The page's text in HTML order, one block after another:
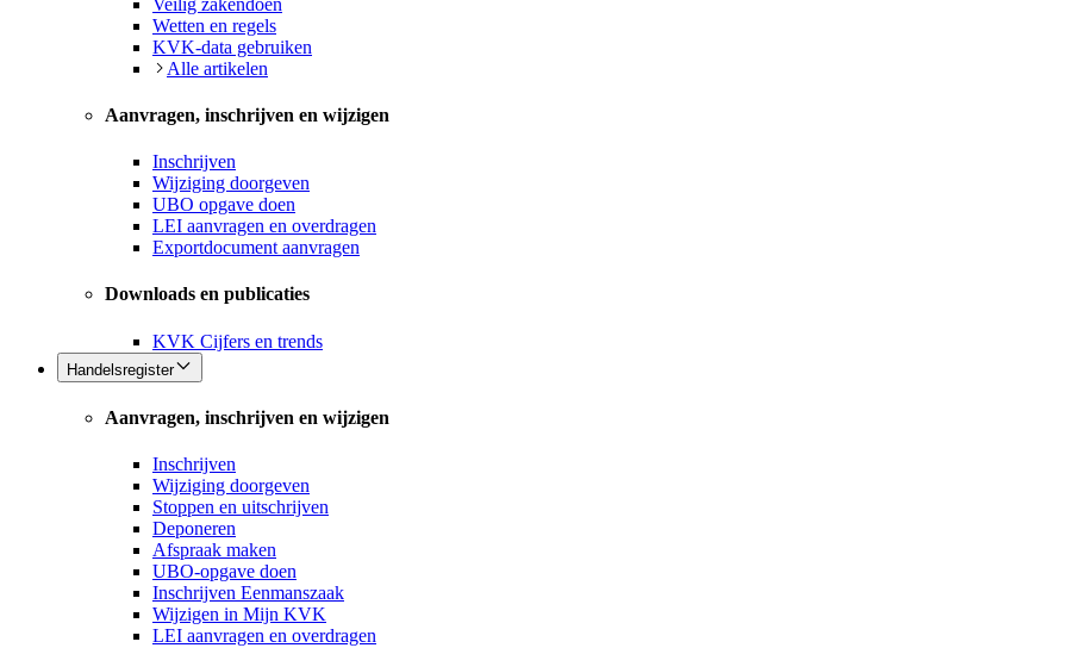
Wetten en regels
KVK-data gebruiken
Alle artikelen
Aanvragen, inschrijven en wijzigen
Inschrijven
Wijziging doorgeven
UBO opgave doen
LEI aanvragen en overdragen
Exportdocument aanvragen
Downloads en publicaties
KVK Cijfers en trends
Handelsregister
Aanvragen, inschrijven en wijzigen
Inschrijven
Wijziging doorgeven
Stoppen en uitschrijven
Deponeren
Afspraak maken
UBO-opgave doen
Inschrijven Eenmanszaak
Wijzigen in Mijn KVK
LEI aanvragen en overdragen